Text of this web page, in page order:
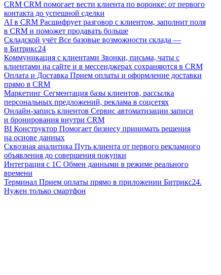
CRM CRM помогает вести клиента по воронке: от первого
контакта до успешной сделки
AI в CRM Расшифрует разговор с клиентом, заполнит поля
в CRM и поможет продавать больше
Складской учёт Все базовые возможности склада —
в Битрикс24
Коммуникация с клиентами Звонки, письма, чаты с
клиентами на сайте и в мессенджерах сохраняются в CRM
Оплата и Доставка Прием оплаты и оформление доставки
прямо в CRM
Маркетинг Сегментация базы клиентов, рассылка
персональных предложений, реклама в соцсетях
Онлайн-запись клиентов Сервис автоматизации записи
и бронирования внутри CRM
BI Конструктор Помогает бизнесу принимать решения
на основе данных
Сквозная аналитика Путь клиента от первого рекламного
объявления до совершения покупки
Интеграция с 1С Обмен данными в режиме реального
времени
Терминал Прием оплаты прямо в приложении Битрикс24.
Нужен только смартфон